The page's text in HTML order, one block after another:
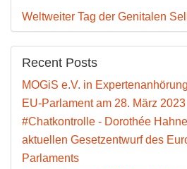
Weltweiter Tag der Genitalen
Recent Posts
MOGiS e.V. in
EU-Parlament am 28. März 2023
#Chatkontrolle - Dorothée
aktuellen Gesetzentwurf des
Parlaments